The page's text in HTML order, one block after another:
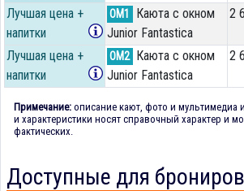
Лучшая цена +
напитки
OM1
Каюта с окном
Junior Fantastica
2
Лучшая цена +
напитки
OM2 Каюта с окном
Junior Fantastica
2
Примечание: описание кают, фото и
и характеристики носят справочный характер и
фактических.
Доступные для